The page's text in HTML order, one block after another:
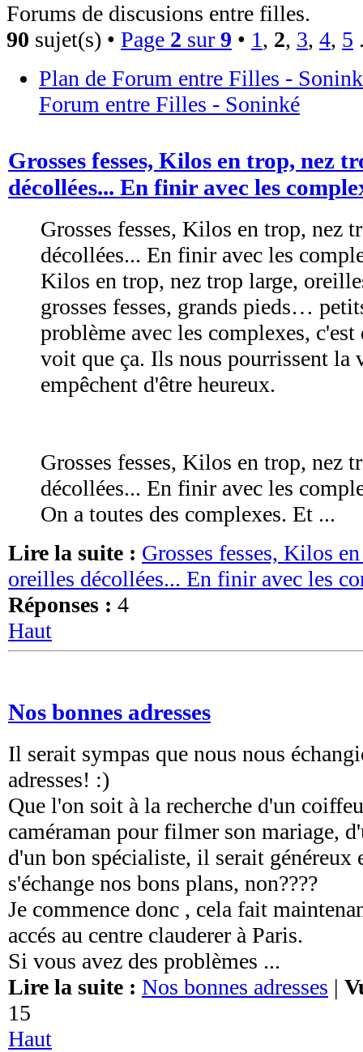
Forums de discusions entre filles.
90 sujet(s) • Page 2 sur 9 • 1, 2, 3, 4, 5
Plan de Forum entre Filles -
Forum entre Filles - Soninké
Grosses fesses, Kilos en trop, nez
décollées... En finir avec les
Grosses fesses, Kilos en trop, nez
décollées... En finir avec les
Kilos en trop, nez trop large,
grosses fesses, grands pieds…
problème avec les complexes,
voit que ça. Ils nous pourrissent la
empêchent d'être heureux.
Grosses fesses, Kilos en trop, nez
décollées... En finir avec les
On a toutes des complexes. Et ...
Lire la suite : Grosses fesses, Kilos
oreilles décollées... En finir avec les
Réponses : 4
Haut
Nos bonnes adresses
Il serait sympas que nous nous
adresses! :)
Que l'on soit à la recherche d'un
caméraman pour filmer son mariage,
d'un bon spécialiste, il serait généreux
s'échange nos bons plans, non????
Je commence donc , cela fait
accés au centre clauderer à Paris.
Si vous avez des problèmes ...
Lire la suite : Nos bonnes adresses |
15
Haut